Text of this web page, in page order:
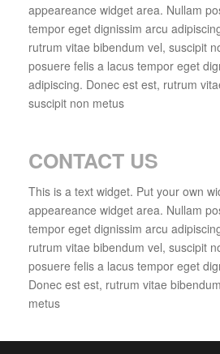
appeareance widget area. Nullam
tempor eget dignissim arcu
rutrum vitae bibendum vel, suscipit
posuere felis a lacus tempor eget
adipiscing. Donec est est, rutrum
suscipit non metus
CONTACT US
This is a text widget. Put your own
appeareance widget area. Nullam
tempor eget dignissim arcu
rutrum vitae bibendum vel, suscipit
posuere felis a lacus tempor eget
Donec est est, rutrum vitae
metus